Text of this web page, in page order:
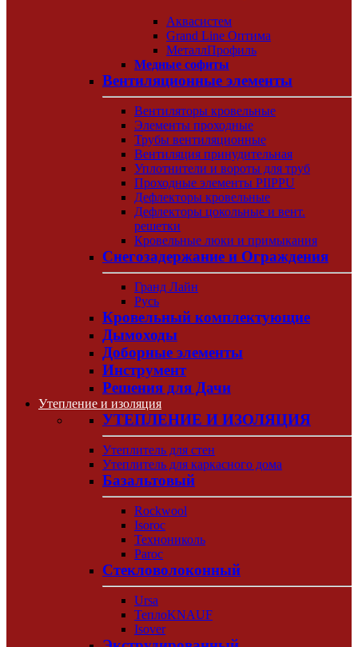
Аквасистем
Grand Line Оптима
МеталлПрофиль
Медные софиты
Вентиляционные элементы
Вентиляторы кровельные
Элементы проходные
Трубы вентиляционные
Вентиляция принудительная
Уплотнители и вороты для труб
Проходные элементы PIIPPU
Дефлекторы кровельные
Дефлекторы цокольные и вент.
решетки
Кровельные люки и примыкания
Снегозадержание и Ограждения
Гранд Лайн
Русь
Кровельный комплектующие
Дымоходы
Доборные элементы
Инструмент
Решения для Дачи
Утепление и изоляция
УТЕПЛЕНИЕ И ИЗОЛЯЦИЯ
Утеплитель для стен
Утеплитель для каркасного дома
Базальтовый
Rockwool
Isoroc
Технониколь
Paroc
Стекловолоконный
Ursa
ТеплоKNAUF
Isover